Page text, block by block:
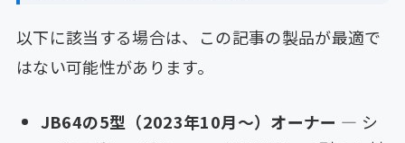
以下に該当する場合は、この記事の製品が最適で
はない可能性があります。
JB64の5型（2023年10月〜）オーナー — シ